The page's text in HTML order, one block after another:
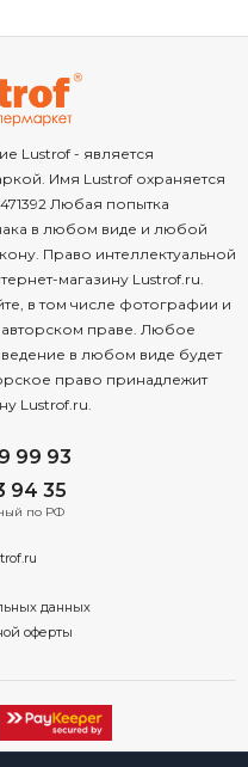
Lustrof - является
Имя Lustrof охраняется
Любая попытка
в любом виде и любой
Право интеллектуальной
магазину Lustrof.ru.
в том числе фотографии и
праве. Любое
в любом виде будет
право принадлежит
Lustrof.ru.
99 93
94 35
по РФ
данных
оферты